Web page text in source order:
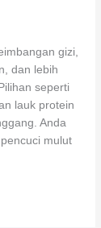
gizi,
dan lebih
seperti
lauk protein
Anda
mulut